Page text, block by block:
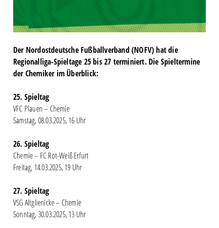
Der Nordostdeutsche Fußballverband (NOFV) hat die
Regionalliga-Spieltage 25 bis 27 terminiert. Die Spieltermine
der Chemiker im Überblick:
25. Spieltag
VFC Plauen – Chemie
Samstag, 08.03.2025, 16 Uhr
26. Spieltag
Chemie – FC Rot-Weiß Erfurt
Freitag, 14.03.2025, 19 Uhr
27. Spieltag
VSG Altglienicke – Chemie
Sonntag, 30.03.2025, 13 Uhr